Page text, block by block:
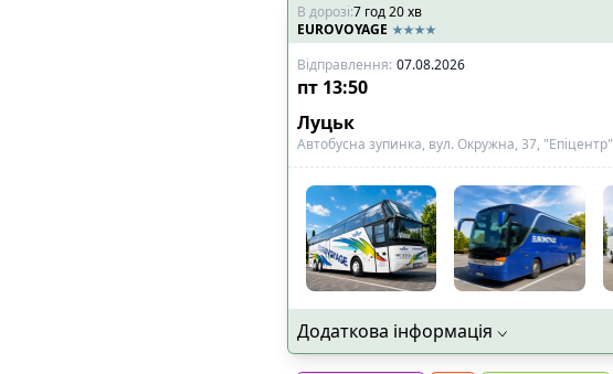
В дорозі:7 год20хв
EUROVOYAGE
Відправлення: 07.08.2026
пт 13:50
Луцьк
Автобусна зупинка, вул. Окружна, 37, "Епіцентр"
Додаткова інформація